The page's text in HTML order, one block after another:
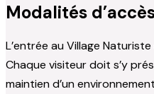
Modalités
L’entrée au Village
Chaque visiteur doit s’y
maintien d’un